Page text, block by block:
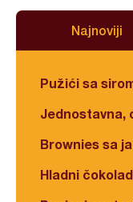
Najnoviji
Pužići sa
Jednostavna,
Brownies sa
Hladni